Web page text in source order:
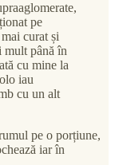
pe
curat și
mult până în
cu mine la
iau
cu un alt
pe o porțiune,
iar în